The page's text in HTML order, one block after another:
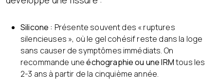
Silicone : Présente souvent des « ruptures
silencieuses », où le gel cohésif reste dans la loge
sans causer de symptômes immédiats. On
recommande uneéchographie ou une IRMtous les
2-3 ans à partir de la cinquième année.